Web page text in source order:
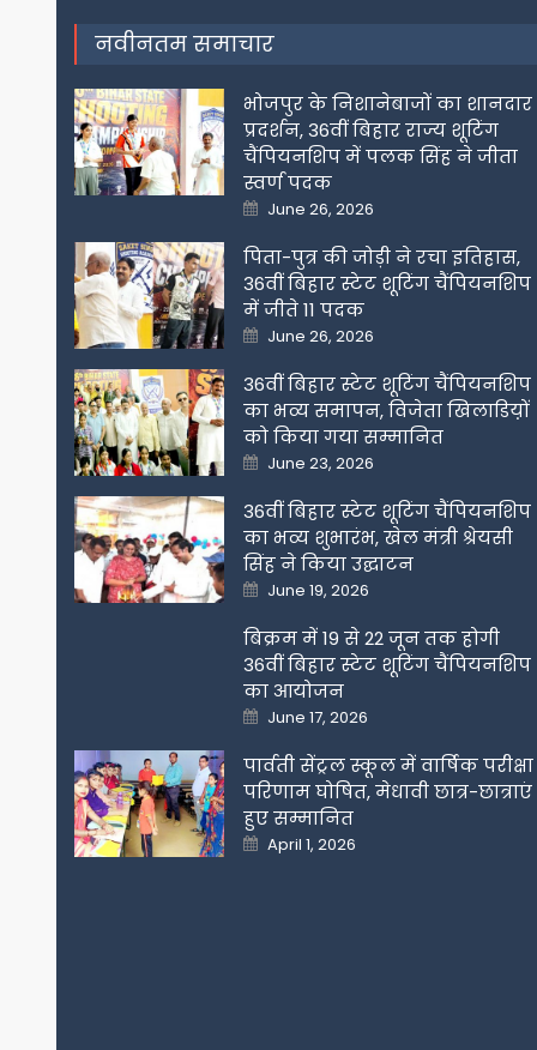
नवीनतम समाचार
भोजपुर के निशानेबाजों का शानदार
प्रदर्शन, 36वीं बिहार राज्य शूटिंग
चैंपियनशिप में पलक सिंह ने जीता
स्वर्ण पदक
Posted
on
June 26, 2026
पिता-पुत्र की जोड़ी ने रचा इतिहास,
36वीं बिहार स्टेट शूटिंग चैंपियनशिप
में जीते 11 पदक
Posted
on
June 26, 2026
36वीं बिहार स्टेट शूटिंग चैंपियनशिप
का भव्य समापन, विजेता खिलाडिय़ों
को किया गया सम्मानित
Posted
on
June 23, 2026
36वीं बिहार स्टेट शूटिंग चैंपियनशिप
का भव्य शुभारंभ, खेल मंत्री श्रेयसी
सिंह ने किया उद्घाटन
Posted
on
June 19, 2026
बिक्रम में 19 से 22 जून तक होगी
36वीं बिहार स्टेट शूटिंग चैंपियनशिप
का आयोजन
Posted
on
June 17, 2026
पार्वती सेंट्रल स्कूल में वार्षिक परीक्षा
परिणाम घोषित, मेधावी छात्र-छात्राएं
हुए सम्मानित
Posted
on
April 1, 2026